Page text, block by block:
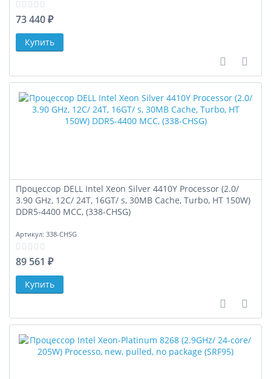
73 440 ₽
В В
Процессор DELL Intel Xeon Silver 4410Y Processor (2.0/
3.90 GHz, 12C/ 24T, 16GT/ s, 30MB Cache, Turbo, HT 150W)
DDR5-4400 MCC, (338-CHSG)
Артикул: 338-CHSG
89 561 ₽
В В